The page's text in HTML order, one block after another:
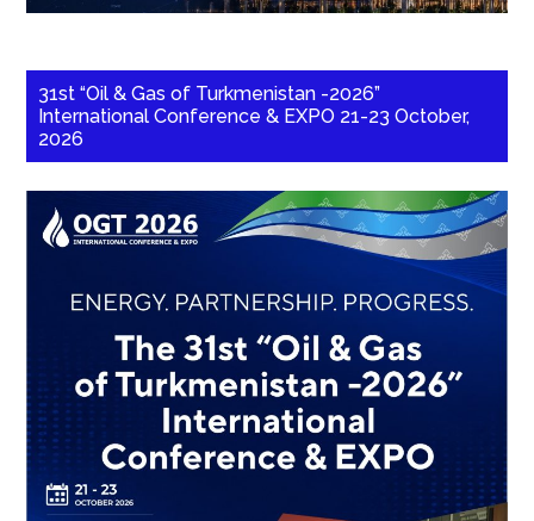
31st “Oil & Gas of Turkmenistan -2026”
International Conference & EXPO 21-23 October,
2026